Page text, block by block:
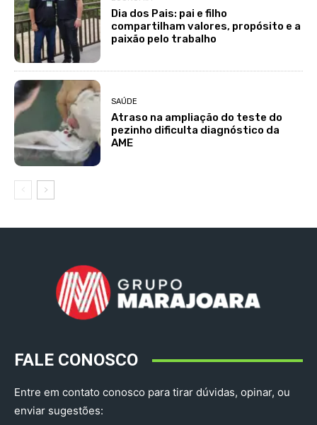
Dia dos Pais: pai e filho
compartilham valores, propósito e a
paixão pelo trabalho
SAÚDE
Atraso na ampliação do teste do
pezinho dificulta diagnóstico da
AME
FALE CONOSCO
Entre em contato conosco para tirar dúvidas, opinar, ou
enviar sugestões: